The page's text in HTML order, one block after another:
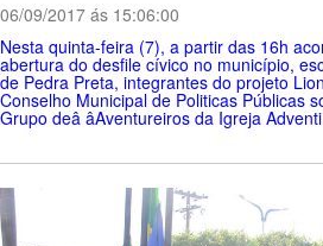
06/09/2017 ás 15:06:00
Nesta quinta-feira (7), a partir das 16h
abertura do desfile cívico no município,
de Pedra Preta, integrantes do projeto
Conselho Municipal de Politicas Públicas
Grupo deâ âAventureiros da Igreja